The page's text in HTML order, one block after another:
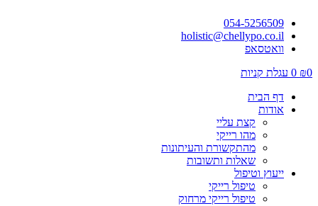
054-5256509
holistic@chellypo.co.il
וואטסאפ
₪0
0 עגלת קניות
דף הבית
אודות
קצת עליי
מהו רייקי
מהתקשורת והעיתונות
שאלות ותשובות
ייעוץ וטיפול
טיפול רייקי
טיפול רייקי מרחוק